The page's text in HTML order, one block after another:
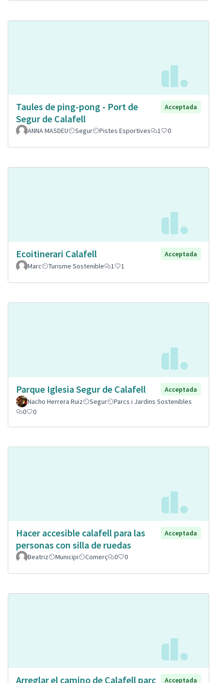
Taules de ping-pong - Port de
Segur de Calafell
Acceptada
ANNA MASDEU Segur Pistes Esportives 1 0
Ecoitinerari Calafell
Acceptada
Marc
Turisme Sostenible 1 1
Parque Iglesia Segur de Calafell
Acceptada
Nacho Herrera Ruiz
Segur
Parcs i Jardins Sostenibles
0
0
Hacer accesible calafell para las
personas con silla de ruedas
Acceptada
Beatriz Municipi Comerç 0 0
Arreglar el camino de Calafell parc Acceptada